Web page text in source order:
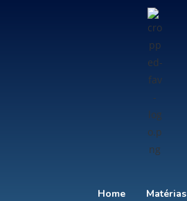
Home Matérias